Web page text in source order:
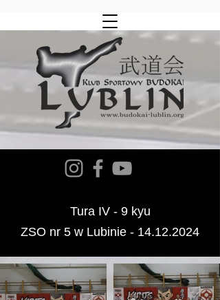
Tura IV - 9 kyu
ZSO nr 5 w Lubinie - 14.12.2024